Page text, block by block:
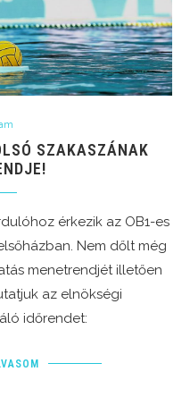
SZAKASZÁNAK
érkezik az OB1-es
Nem dőlt még
menetrendjét illetően
az elnökségi
időrendet: